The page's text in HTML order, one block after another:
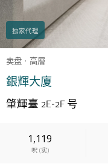
卖盘 高層
銀輝大廈
肇輝臺 2E-2F 号
1,119
呎(实)
独家代理